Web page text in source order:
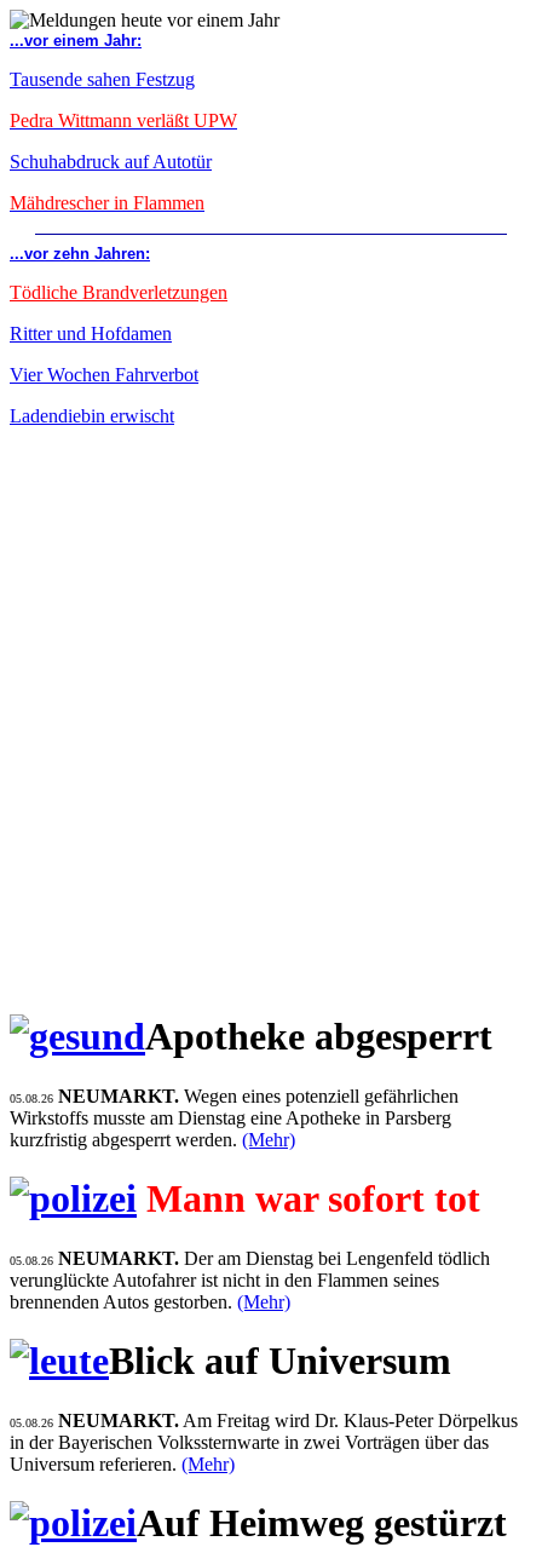
...vor einem Jahr:
Tausende sahen Festzug
Pedra Wittmann verläßt UPW
Schuhabdruck auf Autotür
Mähdrescher in Flammen
...vor zehn Jahren:
Tödliche Brandverletzungen
Ritter und Hofdamen
Vier Wochen Fahrverbot
Ladendiebin erwischt
Apotheke abgesperrt
05.08.26 NEUMARKT. Wegen eines potenziell gefährlichen
Wirkstoffs musste am Dienstag eine Apotheke in Parsberg
kurzfristig abgesperrt werden. (Mehr)
Mann war sofort tot
05.08.26 NEUMARKT. Der am Dienstag bei Lengenfeld tödlich
verunglückte Autofahrer ist nicht in den Flammen seines
brennenden Autos gestorben. (Mehr)
Blick auf Universum
05.08.26 NEUMARKT. Am Freitag wird Dr. Klaus-Peter Dörpelkus
in der Bayerischen Volkssternwarte in zwei Vorträgen über das
Universum referieren. (Mehr)
Auf Heimweg gestürzt